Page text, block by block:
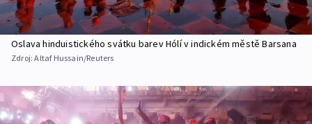
Oslava hinduistického svátku barev Hólí v indickém městě Barsana
Zdroj:Altaf Hussain/Reuters